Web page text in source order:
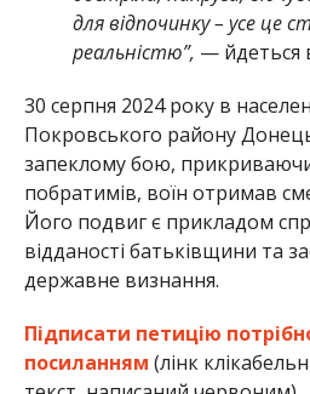
для відпочинку – усе це
реальністю”, — йдеться
30 серпня 2024 року в
Покровського району
запеклому бою, прикриваючи
побратимів, воїн отримав
Його подвиг є прикладом
відданості батьківщини та
державне визнання.
Підписати петицію
посиланням (лінк